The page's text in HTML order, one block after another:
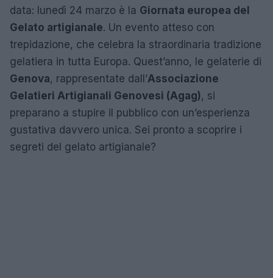
data: lunedì 24 marzo è la Giornata europea del
Gelato artigianale. Un evento atteso con
trepidazione, che celebra la straordinaria tradizione
gelatiera in tutta Europa. Quest’anno, le gelaterie di
Genova, rappresentate dall’Associazione
Gelatieri Artigianali Genovesi (Agag), si
preparano a stupire il pubblico con un’esperienza
gustativa davvero unica. Sei pronto a scoprire i
segreti del gelato artigianale?